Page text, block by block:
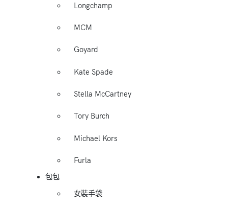
Longchamp
MCM
Goyard
Kate Spade
Stella McCartney
Tory Burch
Michael Kors
Furla
包包
女裝手袋